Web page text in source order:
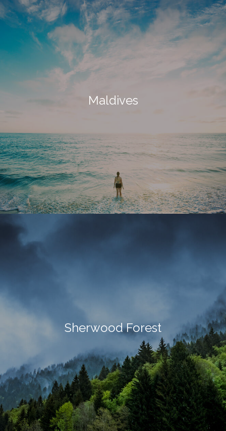
Maldives
Sherwood Forest